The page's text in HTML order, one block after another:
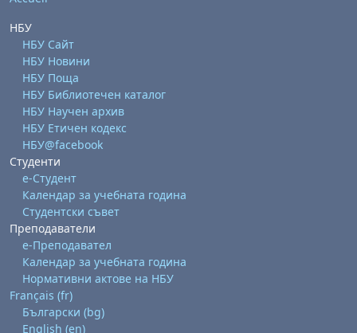
НБУ
НБУ Сайт
НБУ Новини
НБУ Поща
НБУ Библиотечен каталог
НБУ Научен архив
НБУ Етичен кодекс
НБУ@facebook
Студенти
е-Студент
Календар за учебната година
Студентски съвет
Преподаватели
е-Преподавател
Календар за учебната година
Нормативни актове на НБУ
Français ‎(fr)‎
Български ‎(bg)‎
English ‎(en)‎